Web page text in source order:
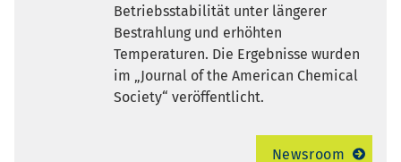
Betriebsstabilität unter längerer
Bestrahlung und erhöhten
Temperaturen. Die Ergebnisse wurden
im „Journal of the American Chemical
Society“ veröffentlicht.
Newsroom